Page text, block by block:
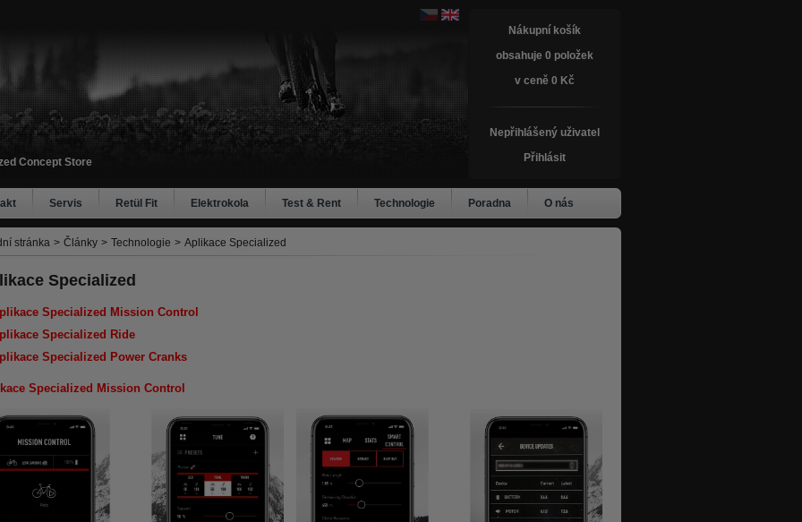
Nákupní košík
obsahuje 0 položek
v ceně 0 Kč
Nepřihlášený uživatel
Přihlásit
Concept Store
Servis Retül Fit Elektrokola Test & Rent Technologie Poradna O nás
stránka > Články > Technologie > Aplikace Specialized
Specialized
Specialized Mission Control
Specialized Ride
Specialized Power Cranks
Specialized Mission Control